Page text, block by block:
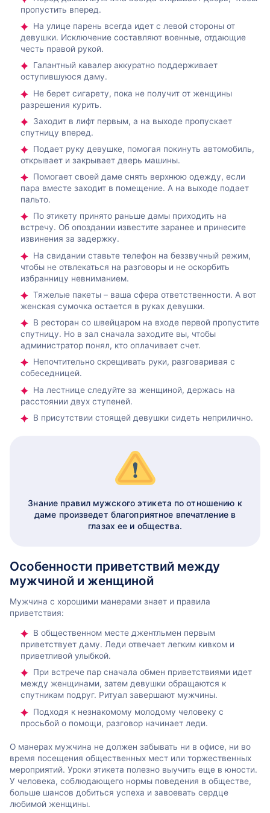
пропустить вперед.
На улице парень всегда идет с левой стороны от
девушки. Исключение составляют военные, отдающие
честь правой рукой.
Галантный кавалер аккуратно поддерживает
оступившуюся даму.
Не берет сигарету, пока не получит от женщины
разрешения курить.
Заходит в лифт первым, а на выходе пропускает
спутницу вперед.
Подает руку девушке, помогая покинуть автомобиль,
открывает и закрывает дверь машины.
Помогает своей даме снять верхнюю одежду, если
пара вместе заходит в помещение. А на выходе подает
пальто.
По этикету принято раньше дамы приходить на
встречу. Об опоздании известите заранее и принесите
извинения за задержку.
На свидании ставьте телефон на беззвучный режим,
чтобы не отвлекаться на разговоры и не оскорбить
избранницу невниманием.
Тяжелые пакеты – ваша сфера ответственности. А вот
женская сумочка остается в руках девушки.
В ресторан со швейцаром на входе первой пропустите
спутницу. Но в зал сначала заходите вы, чтобы
администратор понял, кто оплачивает счет.
Непочтительно скрещивать руки, разговаривая с
собеседницей.
На лестнице следуйте за женщиной, держась на
расстоянии двух ступеней.
В присутствии стоящей девушки сидеть неприлично.
Знание правил мужского этикета по отношению к
даме произведет благоприятное впечатление в
глазах ее и общества.
Особенности приветствий между
мужчиной и женщиной
Мужчина с хорошими манерами знает и правила
приветствия:
В общественном месте джентльмен первым
приветствует даму. Леди отвечает легким кивком и
приветливой улыбкой.
При встрече пар сначала обмен приветствиями идет
между женщинами, затем девушки обращаются к
спутникам подруг. Ритуал завершают мужчины.
Подходя к незнакомому молодому человеку с
просьбой о помощи, разговор начинает леди.
О манерах мужчина не должен забывать ни в офисе, ни во
время посещения общественных мест или торжественных
мероприятий. Уроки этикета полезно выучить еще в юности.
У человека, соблюдающего нормы поведения в обществе,
больше шансов добиться успеха и завоевать сердце
любимой женщины.